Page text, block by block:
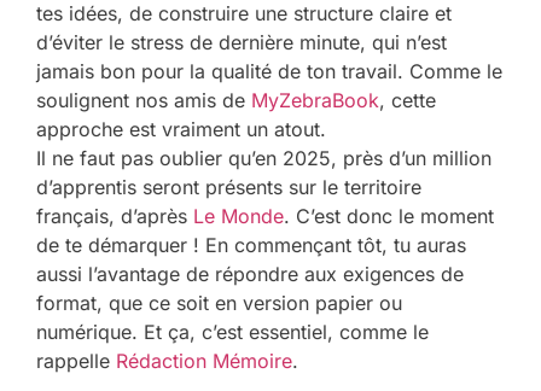
tes idées, de construire une structure claire et
d’éviter le stress de dernière minute, qui n’est
jamais bon pour la qualité de ton travail. Comme le
soulignent nos amis de MyZebraBook, cette
approche est vraiment un atout.
Il ne faut pas oublier qu’en 2025, près d’un million
d’apprentis seront présents sur le territoire
français, d’après Le Monde. C’est donc le moment
de te démarquer ! En commençant tôt, tu auras
aussi l’avantage de répondre aux exigences de
format, que ce soit en version papier ou
numérique. Et ça, c’est essentiel, comme le
rappelle Rédaction Mémoire.